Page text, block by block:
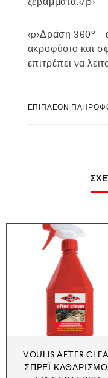
<p>Δράση 360º –
ακροφύσιο και
επιτρέπει να
ΕΠΙΠΛΈΟΝ
VOULIS AFTER
ΣΠΡΈΙ